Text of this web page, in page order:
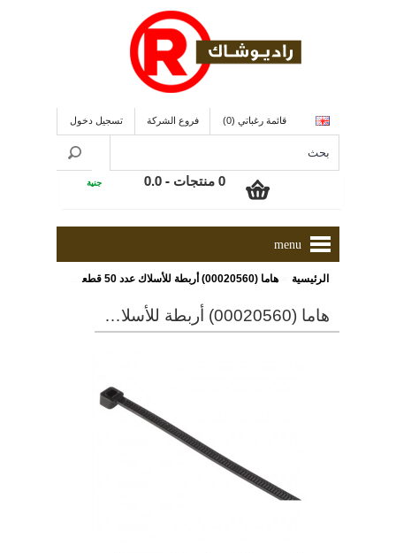
قائمة رغباتي (0) فروع الشركة تسجيل دخول
0 منتجات - 0.0 جنية
menu
الرئيسية هاما (00020560) أربطة للأسلاك عدد 50 قطعة, مقاس 200 ملم ذو لون أسود
هاما (00020560) أربطة للأسلاك عدد 50 قطعة, مقاس 200 ملم ذو لون أسود